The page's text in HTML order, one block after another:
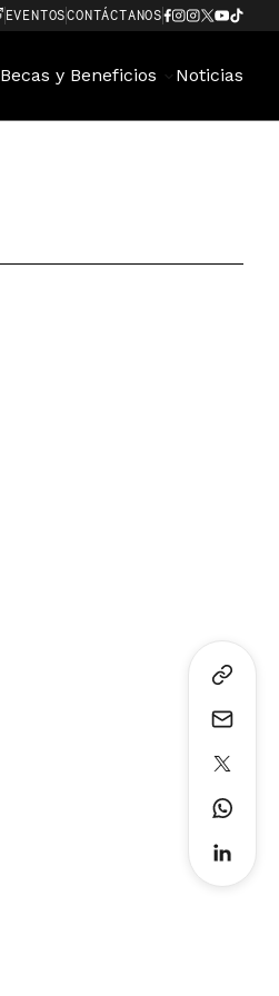
EVENTOSCONTÁCTANOS
Becas y Beneficios Noticias